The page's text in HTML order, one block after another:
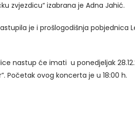
zvjezdicu“ izabrana je Adna Jahić.
je i prošlogodišnja pobjednica
nastup će imati u ponedjeljak
Početak ovog koncerta je u 18:00 h.